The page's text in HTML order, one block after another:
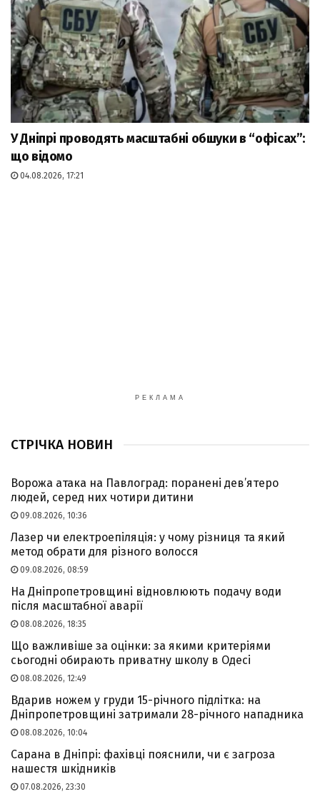
У Дніпрі проводять масштабні обшуки в “офісах”:
що відомо
04.08.2026, 17:21
РЕКЛАМА
СТРІЧКА НОВИН
Ворожа атака на Павлоград: поранені дев’ятеро
людей, серед них чотири дитини
09.08.2026, 10:36
Лазер чи електроепіляція: у чому різниця та який
метод обрати для різного волосся
09.08.2026, 08:59
На Дніпропетровщині відновлюють подачу води
після масштабної аварії
08.08.2026, 18:35
Що важливіше за оцінки: за якими критеріями
сьогодні обирають приватну школу в Одесі
08.08.2026, 12:49
Вдарив ножем у груди 15-річного підлітка: на
Дніпропетровщині затримали 28-річного нападника
08.08.2026, 10:04
Сарана в Дніпрі: фахівці пояснили, чи є загроза
нашестя шкідників
07.08.2026, 23:30